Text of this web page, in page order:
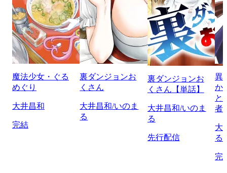
魔法少女・ぐる
めぐり
大井昌和
完結
裏ダンジョンお
くさん
大井昌和/いのま
る
裏ダンジョンお
くさん【単話】
大井昌和/いのま
る
先行配信
異
か
と
者
大
る
完